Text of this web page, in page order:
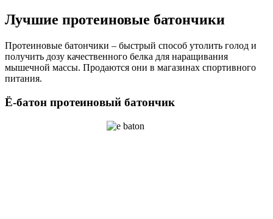
Лучшие протеиновые батончики
Протеиновые батончики – быстрый способ утолить голод и
получить дозу качественного белка для наращивания
мышечной массы. Продаются они в магазинах спортивного
питания.
Ё-батон протеиновый батончик